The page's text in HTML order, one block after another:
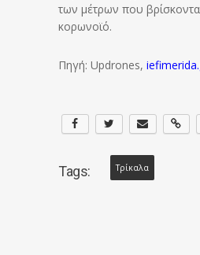
των μέτρων που
κορωνοϊό.
Πηγή: Updrones,
Tags: Τρίκαλα